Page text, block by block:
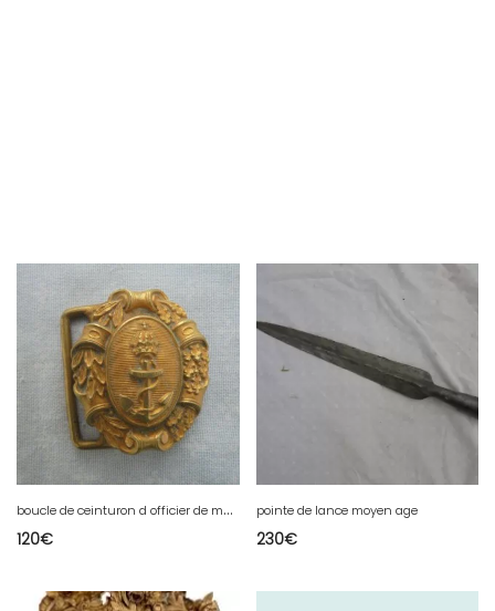
b
oucle de ceinturon d officier de marine francaise 2 empire
120€
pointe de lance moyen age
230€